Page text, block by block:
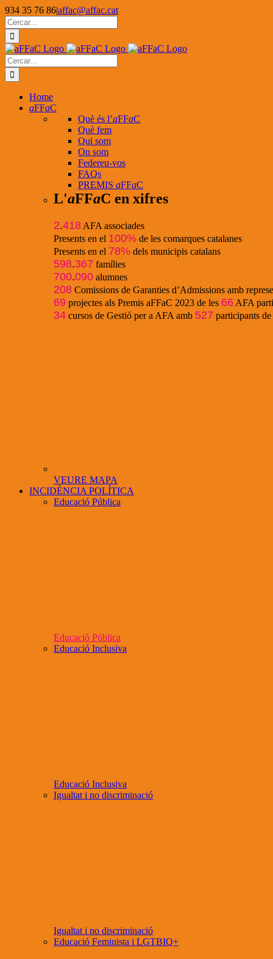
Skip
to
content
934 35 76 86|affac@affac.cat
Facebook
X
YouTube
Cerca
…
Cerca
…
Home
aFFaC
Què és l’aFFaC
Què fem
Qui som
On som
Federeu-vos
FAQs
PREMIS aFFaC
L'aFFaC en xifres
2.418 AFA associades
Presents en el 100% de les comarques catalanes
Presents en el 78% dels municipis catalans
598.367 famílies
700.090 alumnes
208 Comissions de Garanties d’Admissions amb
69 projectes als Premis aFFaC 2023 de les 66 AFA
34 cursos de Gestió per a AFA amb 527 participants de
VEURE MAPA
INCIDÈNCIA POLÍTICA
Educació Pública
Educació Pública
Educació Inclusiva
Educació Inclusiva
Igualtat i no discriminació
Igualtat i no discriminació
Educació Feminista i LGTBIQ+